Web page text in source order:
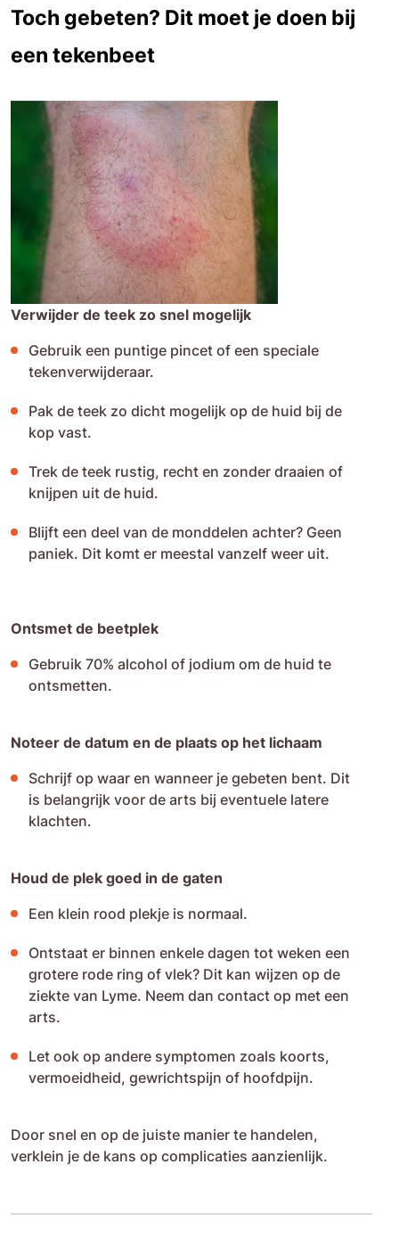
Toch gebeten? Dit moet je doen bij
een tekenbeet
Verwijder de teek zo snel mogelijk
Gebruik een puntige pincet of een speciale
tekenverwijderaar.
Pak de teek zo dicht mogelijk op de huid bij de
kop vast.
Trek de teek rustig, recht en zonder draaien of
knijpen uit de huid.
Blijft een deel van de monddelen achter? Geen
paniek. Dit komt er meestal vanzelf weer uit.
Ontsmet de beetplek
Gebruik 70% alcohol of jodium om de huid te
ontsmetten.
Noteer de datum en de plaats op het lichaam
Schrijf op waar en wanneer je gebeten bent. Dit
is belangrijk voor de arts bij eventuele latere
klachten.
Houd de plek goed in de gaten
Een klein rood plekje is normaal.
Ontstaat er binnen enkele dagen tot weken een
grotere rode ring of vlek? Dit kan wijzen op de
ziekte van Lyme. Neem dan contact op met een
arts.
Let ook op andere symptomen zoals koorts,
vermoeidheid, gewrichtspijn of hoofdpijn.
Door snel en op de juiste manier te handelen,
verklein je de kans op complicaties aanzienlijk.